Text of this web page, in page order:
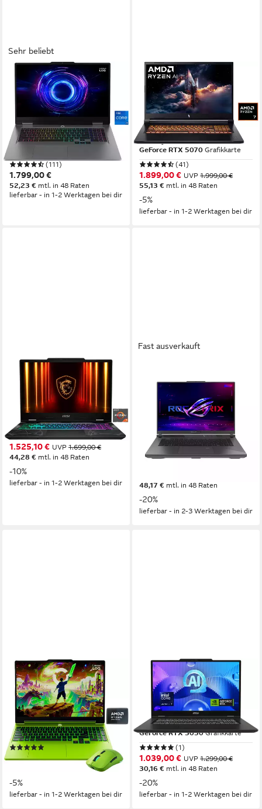
Sehr beliebt
LENOVO
LOQ 17IRX10 RTX
5050/5060/5070 Gaming-
17,3 Zoll Bildschirmdiagonale
Intel Core i7 Prozessor
(111)
1.799,00 €
52,23 € mtl. in 48 Raten
lieferbar - in 1-2 Werktagen bei dir
ACER
Nitro V ANV17-41 RTX
5050/5060/5070 Gaming-
Notebook
17,3 Zoll Bildschirmdiagonale
AMD Ryzen 7 Prozessor
GeForce RTX 5070 Grafikkarte
(41)
1.899,00 € UVP 1.999,00 €
55,13 € mtl. in 48 Raten
-5%
lieferbar - in 1-2 Werktagen bei dir
MSI
Cyborg A15 AI B2HWGKG-
089 Gaming-Notebook
15,6 Zoll Bildschirmdiagonale
AMD Ryzen 7 Prozessor
GeForce RTX 5070 Grafikkarte
1.525,10 € UVP 1.699,00 €
44,28 € mtl. in 48 Raten
-10%
lieferbar - in 1-2 Werktagen bei dir
Fast ausverkauft
ROG Strix G16 - 16" WUXGA
- AMD Ryzen 9 8940HX -
GeForce RTX 5070 Gaming-
Notebook
16 Zoll Bildschirmdiagonale
AMD Ryzen™ 9
Prozessor
GeForce RTX™ 5070 Grafikkarte
48,17 € mtl. in 48 Raten
-20%
lieferbar - in 2-3 Werktagen bei dir
LENOVO
LOQ 15AHP11 Limited Green
Edition Gaming-Notebook
15,3 Zoll Bildschirmdiagonale
AMD Ryzen 7 Prozessor
GeForce RTX 5070 Grafikkarte
1.899,00 € UVP1.999,00 €
-5%
lieferbar - in 1-2 Werktagen bei dir
Venture Pro 17 AI A1UDXG-
017 Notebook
17,3 Zoll
Bildschirmdiagonale
Intel Core Ultra 5 Prozessor
GeForce RTX 3050 Grafikkarte
(1)
1.039,00 € UVP 1.299,00 €
30,16 € mtl. in 48 Raten
-20%
lieferbar - in 1-2 Werktagen bei dir